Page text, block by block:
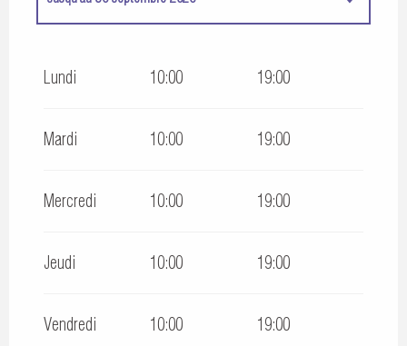
Lundi 10:00 19:00
Mardi 10:00 19:00
Mercredi 10:00 19:00
Jeudi 10:00 19:00
Vendredi 10:00 19:00